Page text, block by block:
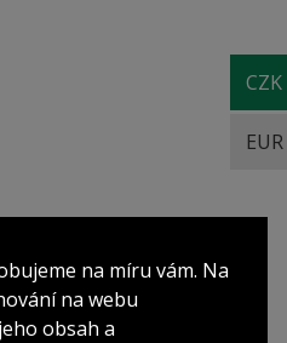
CZK
EUR
na míru vám. Na
na webu
obsah a